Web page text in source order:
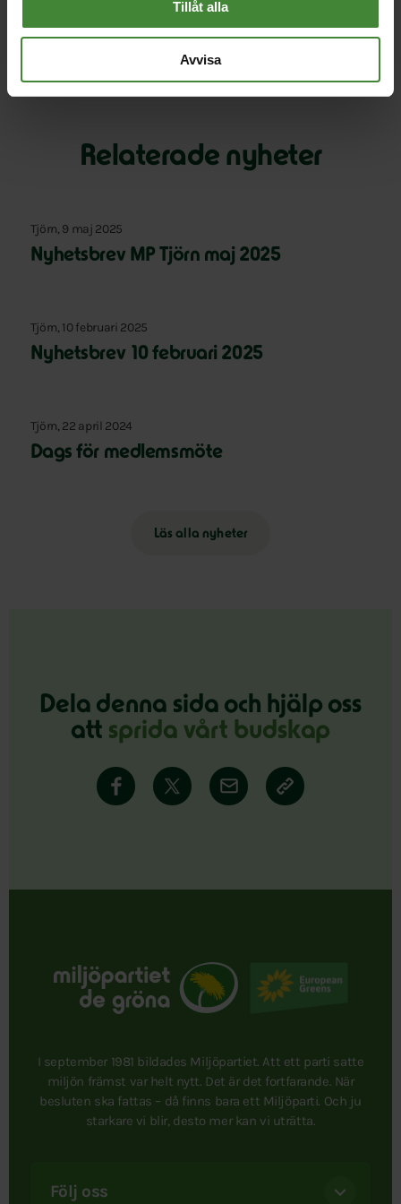
Tillåt alla
Avvisa
Relaterade nyheter
Tjörn, 9 maj 2025
Nyhetsbrev MP Tjörn maj 2025
Tjörn, 10 februari 2025
Nyhetsbrev 10 februari 2025
Tjörn, 22 april 2024
Dags för medlemsmöte
Läs alla nyheter
Dela denna sida och hjälp oss
att sprida vårt budskap
I september 1981 bildades Miljöpartiet. Att ett parti satte
miljön främst var helt nytt. Det är det fortfarande. När
besluten ska fattas – då finns bara ett Miljöparti. Och ju
starkare vi blir, desto mer kan vi uträtta.
Följ oss